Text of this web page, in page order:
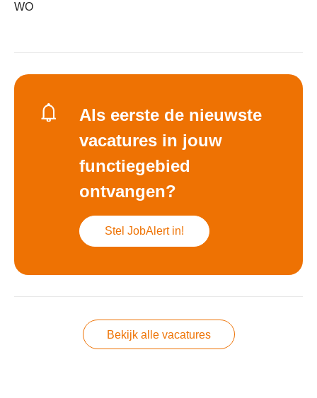
WO
Als eerste de nieuwste
vacatures in jouw
functiegebied
ontvangen?
Stel JobAlert in!
Bekijk alle vacatures